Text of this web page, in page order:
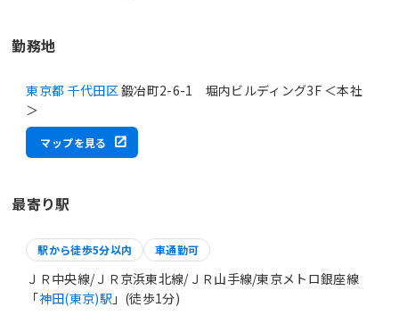
勤務地
東京都 千代田区鍛冶町2-6-1 堀内ビルディング3F ＜本社
＞
マップを見る
最寄り駅
駅から徒歩5分以内 車通勤可
ＪＲ中央線/ＪＲ京浜東北線/ＪＲ山手線/東京メトロ銀座線
「神田(東京)駅 」(徒歩1分)